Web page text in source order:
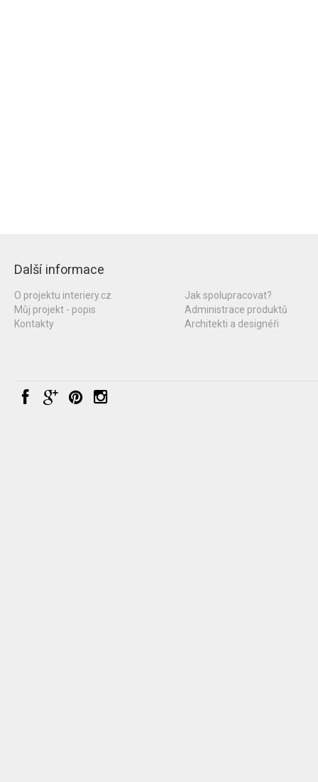
Další informace
O projektu interiery.cz
Můj projekt - popis
Kontakty
Jak spolupracovat?
Administrace produktů
Architekti a designéři